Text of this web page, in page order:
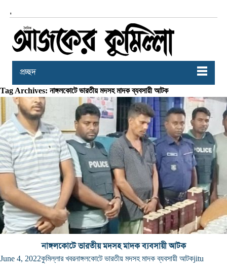
,
প্রচ্ছদ
Tag Archives: নাঙ্গলকোটে ভারতীয় মদসহ মাদক ব্যবসায়ী আটক
নাঙ্গলকোটে ভারতীয় মদসহ মাদক ব্যবসায়ী আটক
June 4, 2022কুমিল্লার খবরনাঙ্গলকোটে ভারতীয় মদসহ মাদক ব্যবসায়ী আটকjitu